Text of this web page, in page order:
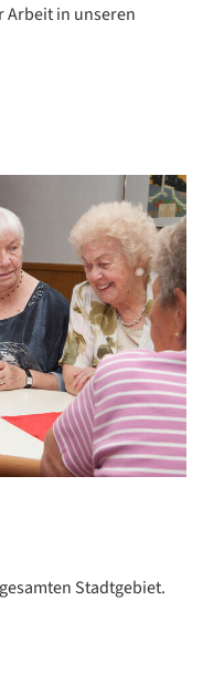
Arbeit in unseren
Stadtgebiet.